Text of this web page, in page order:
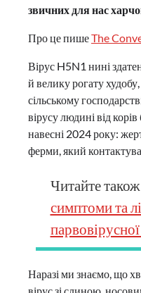
звичних для нас
Про це пишеThe
Вірус H5N1 нині
й велику рогату
сільському
вірусу людині від корів
навесні 2024 року:
ферми, який
Читайте
симптоми та
Наразі ми знаємо, що
вірус зі слиною,